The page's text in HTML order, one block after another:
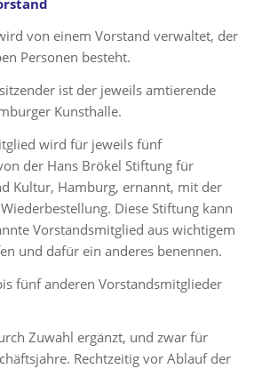
von einem Vorstand verwaltet, der
Personen besteht.
ist der jeweils amtierende
Kunsthalle.
wird für jeweils fünf
der Hans Brökel Stiftung für
Kultur, Hamburg, ernannt, mit der
Diese Stiftung kann
Vorstandsmitglied aus wichtigem
und dafür ein anderes benennen.
fünf anderen Vorstandsmitglieder
Zuwahl ergänzt, und zwar für
Rechtzeitig vor Ablauf der